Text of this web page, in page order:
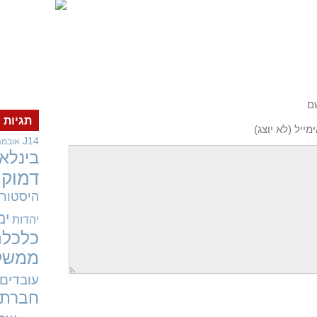
(לא יוצג)
תגיות
J14
יהדות
עובדים